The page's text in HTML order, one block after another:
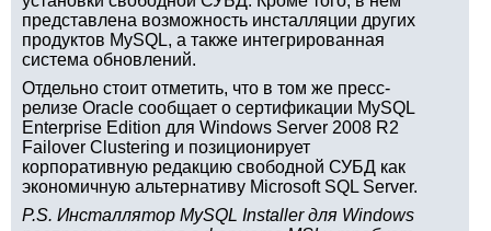
представлена возможность инсталляции других
продуктов MySQL, а также интегрированная
система обновлений.
Отдельно стоит отметить, что в том же пресс-
релизе Oracle сообщает о сертификации MySQL
Enterprise Edition для Windows Server 2008 R2
Failover Clustering и позиционирует
корпоративную редакцию свободной СУБД как
экономичную альтернативу Microsoft SQL Server.
P.S. Инсталлятор MySQL Installer для Windows